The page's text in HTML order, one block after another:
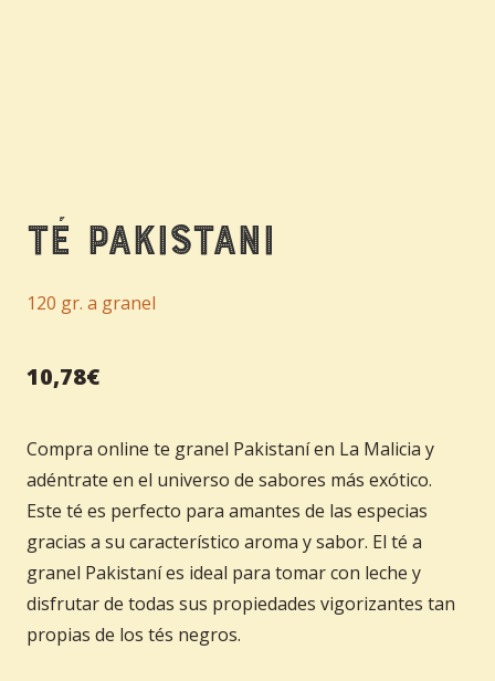
Té Pakistani
120 gr. a granel
10,78€
Compra online te granel Pakistaní en La Malicia y
adéntrate en el universo de sabores más exótico.
Este té es perfecto para amantes de las especias
gracias a su característico aroma y sabor. El té a
granel Pakistaní es ideal para tomar con leche y
disfrutar de todas sus propiedades vigorizantes tan
propias de los tés negros.